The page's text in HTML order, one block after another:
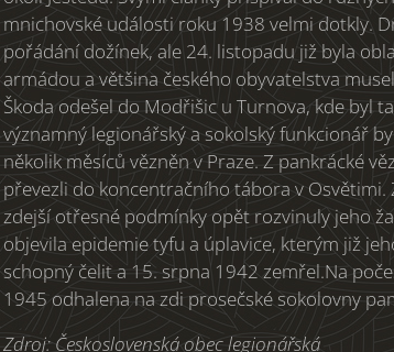
mnichovské události roku 1938 velmi dotkly.
pořádání dožínek, ale 24. listopadu již byla
armádou a většina českého obyvatelstva
Škoda odešel do Modřišic u Turnova, kde byl
významný legionářský a sokolský funkcionář
několik měsíců vězněn v Praze. Z pankrácké
převezli do koncentračního tábora v Osvětimi.
zdejší otřesné podmínky opět rozvinuly jeho
objevila epidemie tyfu a úplavice, kterým již
schopný čelit a 15. srpna 1942 zemřel.Na
1945 odhalena na zdi prosečské sokolovny
Zdroj: Československá obec legionářská